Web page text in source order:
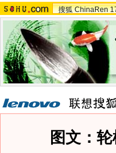
搜狐 ChinaRen
图文：